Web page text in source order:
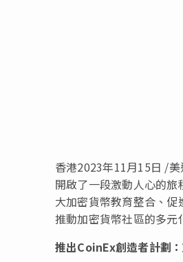
香港2023年11月15日 /美
開啟了一段激動人心的
大加密貨幣教育整合、
推動加密貨幣社區的多元
推出CoinEx創造者計劃